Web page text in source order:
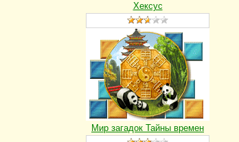
Хексус
Мир загадок Тайны времен